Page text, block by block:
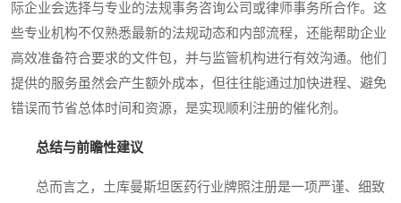
际企业会选择与专业的法规事务咨询公司或律师事务所合作。这
些专业机构不仅熟悉最新的法规动态和内部流程，还能帮助企业
高效准备符合要求的文件包，并与监管机构进行有效沟通。他们
提供的服务虽然会产生额外成本，但往往能通过加快进程、避免
错误而节省总体时间和资源，是实现顺利注册的催化剂。
总结与前瞻性建议
总而言之，土库曼斯坦医药行业牌照注册是一项严谨、细致